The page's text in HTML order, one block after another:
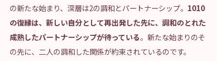
の新たな始まり、深層は2の調和とパートナーシップ。 1010
の復縁は、新しい自分として再出発した先に、調和のとれた
成熟したパートナーシップが待っている。新たな始まりのそ
の先に、二人の調和した関係が約束されているのです。